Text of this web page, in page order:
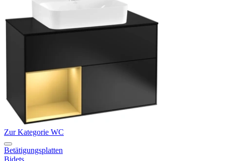
Zur Kategorie WC
Betätigungsplatten
Bidets